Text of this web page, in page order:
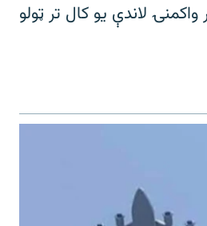
واکمنۍ لاندې یو کال تر ټولو